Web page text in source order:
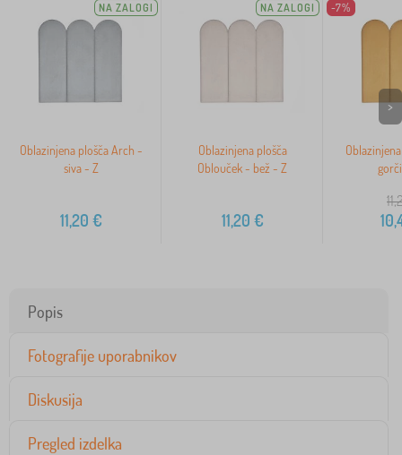
NA ZALOGI
Oblazinjena plošča Arch -
siva - Z
11,20 €
NA ZALOGI
Oblazinjena plošča
Oblouček - bež - Z
11,20 €
-7%
>
Popis
Fotografije uporabnikov
Diskusija
Pregled izdelka